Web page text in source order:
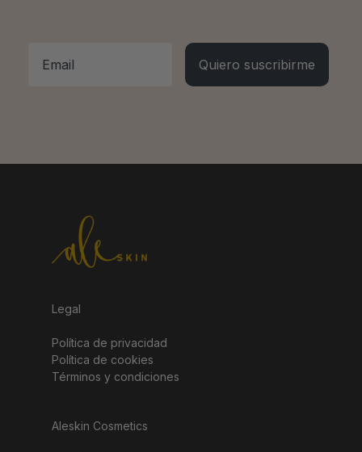
Quiero suscribirme
Legal
Política de privacidad
Política de cookies
Términos y condiciones
Aleskin Cosmetics